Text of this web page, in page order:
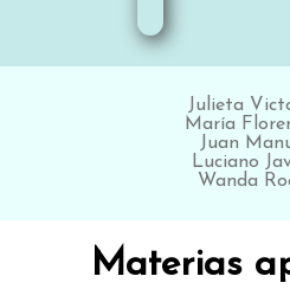
Julieta
María
Juan
Luciano
Wanda
Materias